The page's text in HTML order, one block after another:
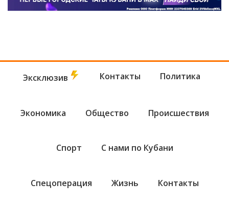
Эксклюзив Контакты Политика
Экономика Общество Происшествия
Спорт С нами по Кубани
Спецоперация Жизнь Контакты